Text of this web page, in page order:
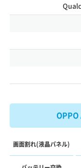
画面割れ(液晶パネル)